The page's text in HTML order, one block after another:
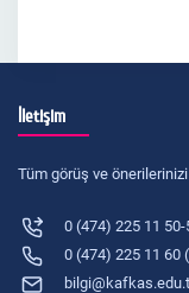
İletişim
Tüm görüş ve
0 (474) 225 11 50-
0 (474) 225 11 60